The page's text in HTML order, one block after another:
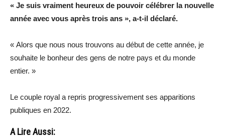
« Je suis vraiment heureux de pouvoir célébrer la nouvelle
année avec vous après trois ans », a-t-il déclaré.
« Alors que nous nous trouvons au début de cette année, je
souhaite le bonheur des gens de notre pays et du monde
entier. »
Le couple royal a repris progressivement ses apparitions
publiques en 2022.
A Lire Aussi: